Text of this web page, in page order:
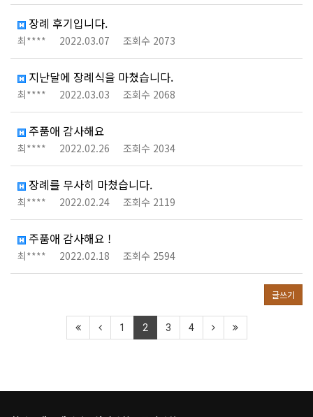
장례 후기입니다.
최**** 2022.03.07 조회수 2073
지난달에 장례식을 마쳤습니다.
최**** 2022.03.03 조회수 2068
주품애 감사해요
최**** 2022.02.26 조회수 2034
장례를 무사히 마쳤습니다.
최**** 2022.02.24 조회수 2119
주품애 감사해요 !
최**** 2022.02.18 조회수 2594
글쓰기
1 2 3 4